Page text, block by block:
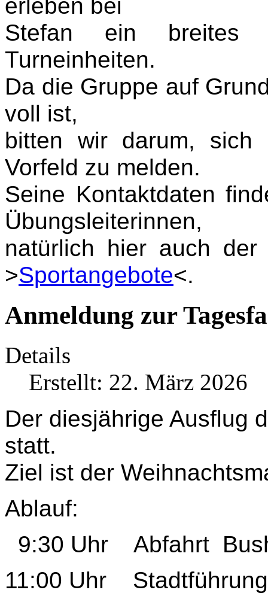
erleben bei
Stefan ein breites
Turneinheiten.
Da die Gruppe auf
voll ist,
bitten wir darum, sich
Vorfeld zu melden.
Seine Kontaktdaten
Übungsleiterinnen,
natürlich hier auch
>Sportangebote<.
Anmeldung zur
Details
Erstellt: 22. März 2026
Der diesjährige Ausflug
statt.
Ziel ist der
Ablauf:
9:30 Uhr Abfahrt
11:00 Uhr